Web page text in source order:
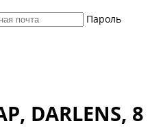
Пароль
DARLENS, 8